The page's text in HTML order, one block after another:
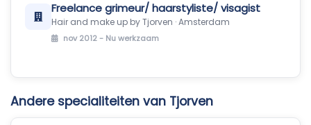
Freelance grimeur/ haarstyliste/ visagist
Hair and make up by Tjorven · Amsterdam
nov 2012 - Nu werkzaam
Andere specialiteiten van Tjorven